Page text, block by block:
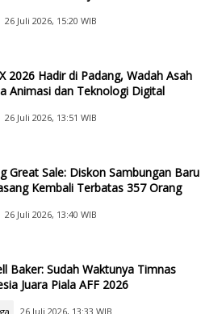
26 Juli 2026, 15:20 WIB
2026 Hadir di Padang, Wadah Asah
Animasi dan Teknologi Digital
26 Juli 2026, 13:51 WIB
Great Sale: Diskon Sambungan Baru
Kembali Terbatas 357 Orang
26 Juli 2026, 13:40 WIB
Baker: Sudah Waktunya Timnas
Juara Piala AFF 2026
26 Juli 2026, 13:33 WIB